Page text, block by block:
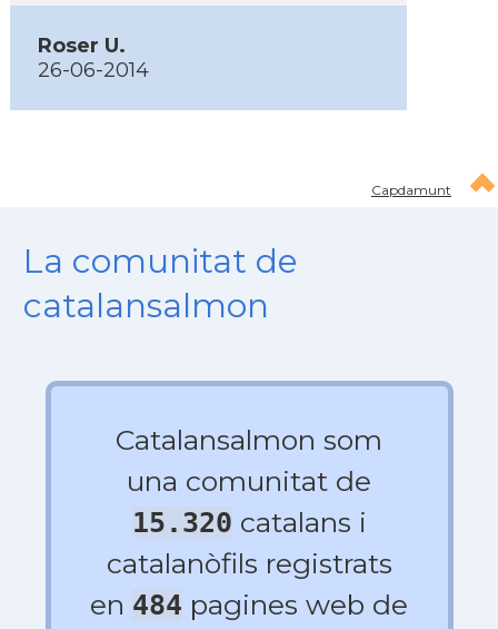
Roser U.
26-06-2014
Capdamunt
La comunitat de
catalansalmon
Catalansalmon som
una comunitat de
15.320 catalans i
catalanòfils registrats
en 484 pagines web de